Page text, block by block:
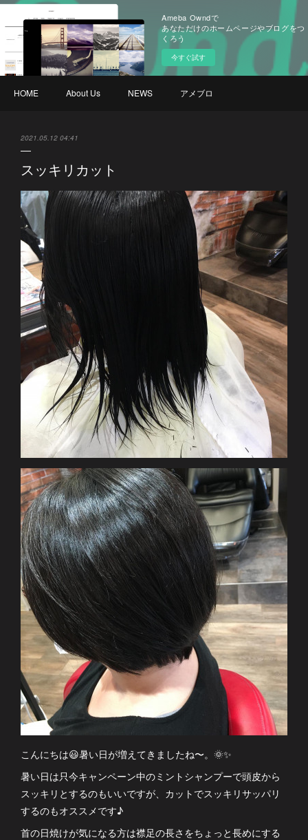
Ameba Owndで
あなただけのホームページやブログをつ
くろう
今すぐ試す
HOME About Us NEWS アメブロ
2021.05.12 04:41
スッキリカット
こんにちは😃暑い日が増えてきましたね〜。🌞✨
暑い日は只今キャンペーン中のミントシャンプーで頭皮から
スッキリとするのもいいですが、カットでスッキリサッパリ
するのもオススメです♪
首の日焼けが気になる方は襟足の長さをちょっと長めにする